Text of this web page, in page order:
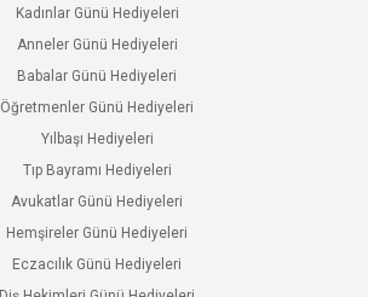
Kadınlar Günü Hediyeleri
Anneler Günü Hediyeleri
Babalar Günü Hediyeleri
Öğretmenler Günü Hediyeleri
Yılbaşı Hediyeleri
Tıp Bayramı Hediyeleri
Avukatlar Günü Hediyeleri
Hemşireler Günü Hediyeleri
Eczacılık Günü Hediyeleri